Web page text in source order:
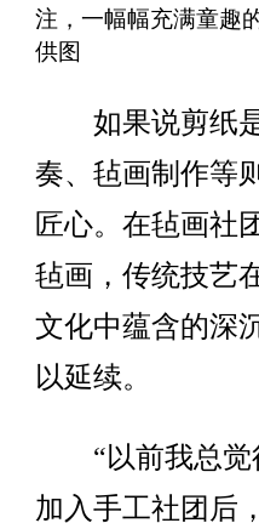
注，一幅幅充满童趣
供图
如果说剪纸是
奏、毡画制作等
匠心。在毡画社
毡画，传统技艺
文化中蕴含的深
以延续。
“以前我总觉
加入手工社团后